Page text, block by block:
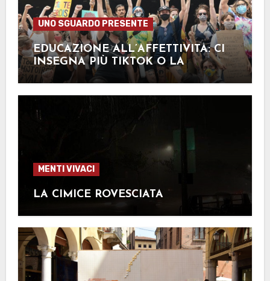
UNO SGUARDO PRESENTE
EDUCAZIONE ALL’AFFETTIVITÀ: CI
INSEGNA PIÙ TIKTOK O LA
SCUOLA?
MENTI VIVACI
LA CIMICE ROVESCIATA